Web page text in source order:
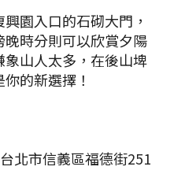
園入口的石砌大門，
時分則可以欣賞夕陽
山人太多，在後山埤
的新選擇！
北市信義區福德街251